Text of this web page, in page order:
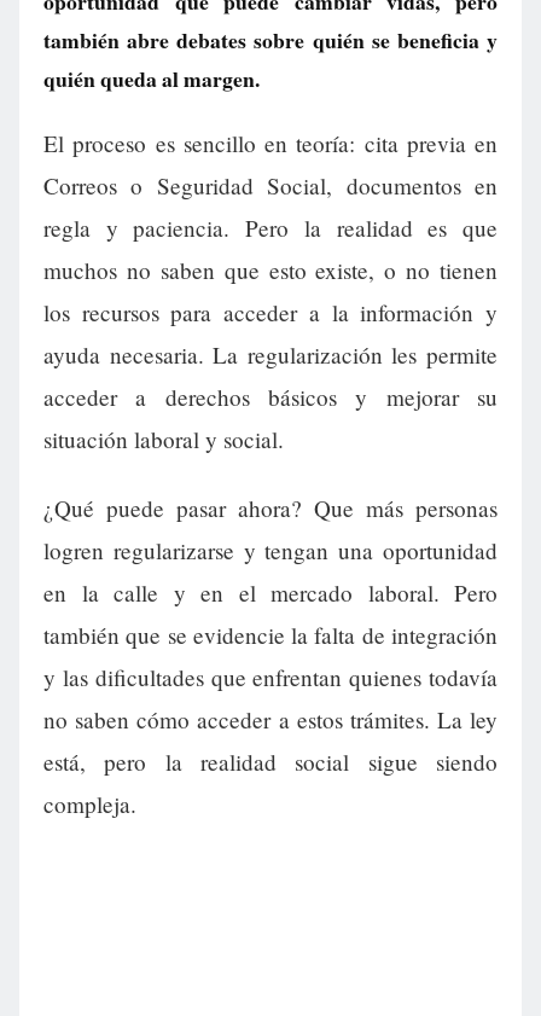
también abre debates sobre quién se beneficia y
quién queda al margen.
El proceso es sencillo en teoría: cita previa en
Correos o Seguridad Social, documentos en
regla y paciencia. Pero la realidad es que
muchos no saben que esto existe, o no tienen
los recursos para acceder a la información y
ayuda necesaria. La regularización les permite
acceder a derechos básicos y mejorar su
situación laboral y social.
¿Qué puede pasar ahora? Que más personas
logren regularizarse y tengan una oportunidad
en la calle y en el mercado laboral. Pero
también que se evidencie la falta de integración
y las dificultades que enfrentan quienes todavía
no saben cómo acceder a estos trámites. La ley
está, pero la realidad social sigue siendo
compleja.